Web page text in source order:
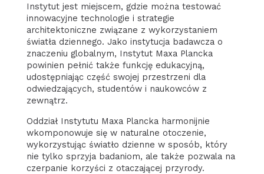
Instytut jest miejscem, gdzie można testować
innowacyjne technologie i strategie
architektoniczne związane z wykorzystaniem
światła dziennego. Jako instytucja badawcza o
znaczeniu globalnym, Instytut Maxa Plancka
powinien pełnić także funkcję edukacyjną,
udostępniając część swojej przestrzeni dla
odwiedzających, studentów i naukowców z
zewnątrz.
Oddział Instytutu Maxa Plancka harmonijnie
wkomponowuje się w naturalne otoczenie,
wykorzystując światło dzienne w sposób, który
nie tylko sprzyja badaniom, ale także pozwala na
czerpanie korzyści z otaczającej przyrody.